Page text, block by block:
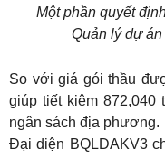
Một phần quyết
Quản lý dự
So với giá gói thầu
giúp tiết kiệm 872,040
ngân sách địa phương.
Đại diện BQLDAKV3